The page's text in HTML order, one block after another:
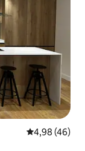
4,98 de uma
4,98 (46)